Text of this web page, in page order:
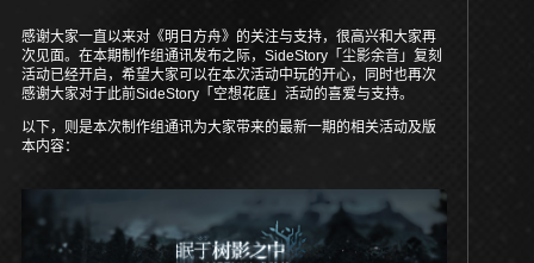
感谢大家一直以来对《明日方舟》的关注与支持，很高兴和大家再
次见面。在本期制作组通讯发布之际，SideStory「尘影余音」复刻
活动已经开启，希望大家可以在本次活动中玩的开心，同时也再次
感谢大家对于此前SideStory「空想花庭」活动的喜爱与支持。
以下，则是本次制作组通讯为大家带来的最新一期的相关活动及版
本内容：